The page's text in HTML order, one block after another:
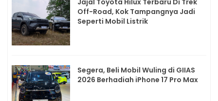
Jajal Toyota Hilux Terbaru Di Trek
Off-Road, Kok Tampangnya Jadi
Seperti Mobil Listrik
Segera, Beli Mobil Wuling di GIIAS
2026 Berhadiah iPhone 17 Pro Max